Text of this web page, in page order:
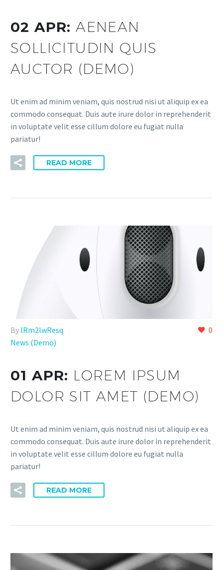
02 APR:AENEAN
SOLLICITUDIN QUIS
AUCTOR (DEMO)
Ut enim ad minim veniam, quis nostrud nisi ut aliquip ex ea
commodo consequat. Duis aute irure dolor in reprehenderit
in voluptate velit esse cillum dolore eu fugiat nulla
pariatur!
READ MORE
0
By lRm2lwResq
News (Demo)
01 APR: LOREM IPSUM
DOLOR SIT AMET (DEMO)
Ut enim ad minim veniam, quis nostrud nisi ut aliquip ex ea
commodo consequat. Duis aute irure dolor in reprehenderit
in voluptate velit esse cillum dolore eu fugiat nulla
pariatur!
READ MORE